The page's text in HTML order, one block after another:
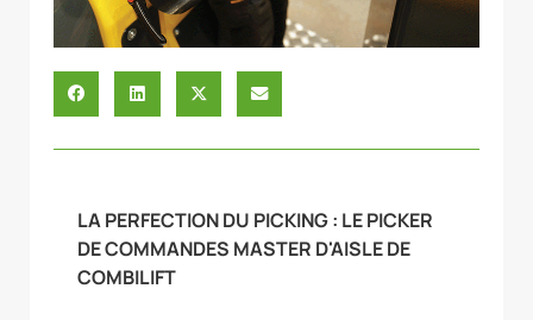
LA PERFECTION DU PICKING : LE PICKER
DE COMMANDES MASTER D'AISLE DE
COMBILIFT